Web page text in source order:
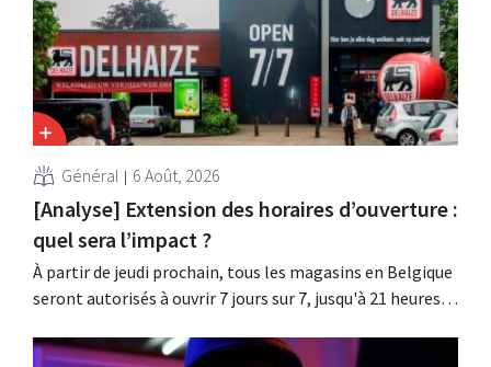
affectés.
Général 6 Août, 2026
[Analyse] Extension des horaires d’ouverture :
quel sera l’impact ?
À partir de jeudi prochain, tous les magasins en Belgique
seront autorisés à ouvrir 7 jours sur 7, jusqu'à 21 heures.
faut. De plus, la législation du travail constitue un